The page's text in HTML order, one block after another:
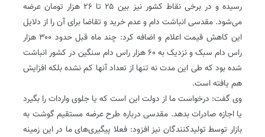
رسیده و در برخی نقاط کشور نیز بین ۲۵ تا ۲۶ هزار تومان عرضه
می‌شود. مقدسی انباشت دام و عدم خرید و تقاضا برای آن را از دلایل
این کاهش قیمت اعلام و اضافه کرد: چند ماه قبل حدود ۳۰۰ هزار
راس دام سبک و نزدیک به ۶۰ هزار راس دام سنگین در کشور انباشت
شده بود که طی این مدت نه تنها از تعداد آنها کم نشده بلکه افزایش
هم یافته است.
وی گفت: درخواست ما از دولت این است که یا جلوی واردات را بگیرد
یا اجازه صادرات بدهد. مقدسی درباره طرح عرضه مستقیم گوشت به
بازار توسط تولیدکنندگان نیز افزود: فعلا پیگیری‌های ما در این زمینه